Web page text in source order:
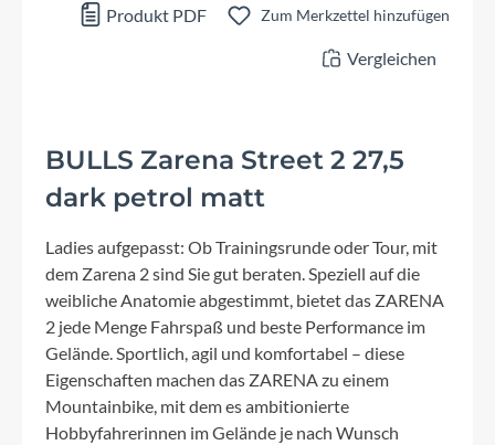
Produkt PDF Zum Merkzettel hinzufügen
Vergleichen
BULLS Zarena Street 2 27,5
dark petrol matt
Ladies aufgepasst: Ob Trainingsrunde oder Tour, mit
dem Zarena 2 sind Sie gut beraten. Speziell auf die
weibliche Anatomie abgestimmt, bietet das ZARENA
2 jede Menge Fahrspaß und beste Performance im
Gelände. Sportlich, agil und komfortabel – diese
Eigenschaften machen das ZARENA zu einem
Mountainbike, mit dem es ambitionierte
Hobbyfahrerinnen im Gelände je nach Wunsch